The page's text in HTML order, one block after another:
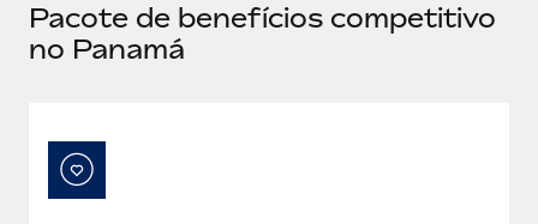
Pacote de benefícios competitivo
no Panamá